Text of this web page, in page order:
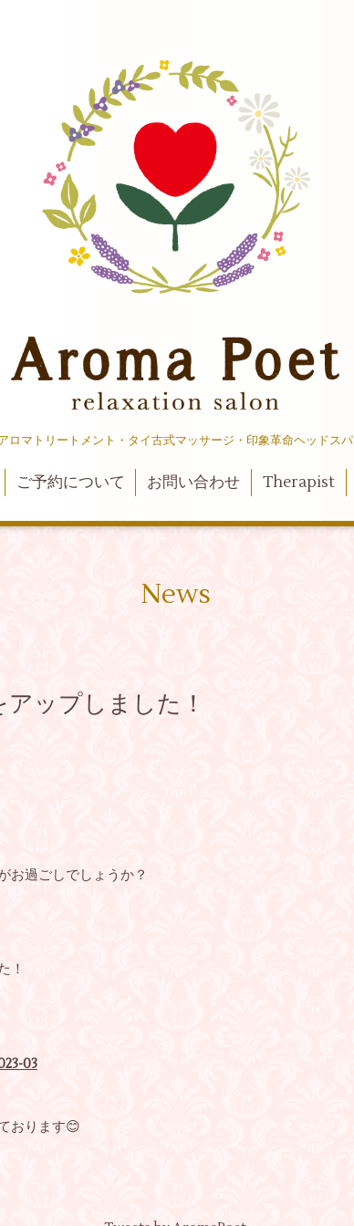
ロマトリートメント・タイ古式マッサージ・印象革命ヘッドスパ
ご予約について お問い合わせ Therapist
News
ップしました！
お過ごしでしょうか？
！
03
おります😊